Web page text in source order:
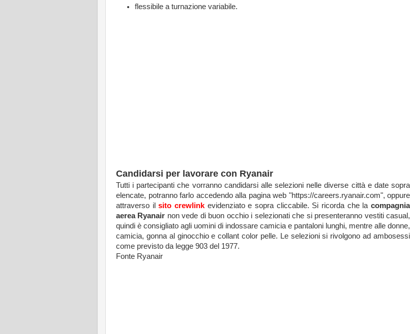
flessibile a turnazione variabile.
Candidarsi per lavorare con Ryanair
Tutti i partecipanti che vorranno candidarsi alle selezioni nelle diverse città e date sopra
elencate, potranno farlo accedendo alla pagina web "https://careers.ryanair.com", oppure
attraverso ilsito crewlinkevidenziato e sopra cliccabile. Si ricorda che lacompagnia
aerea Ryanair non vede di buon occhio i selezionati che si presenteranno vestiti casual,
quindi è consigliato agli uomini di indossare camicia e pantaloni lunghi, mentre alle donne,
camicia, gonna al ginocchio e collant color pelle. Le selezioni si rivolgono ad ambosessi
come previsto da legge 903 del 1977.
Fonte Ryanair